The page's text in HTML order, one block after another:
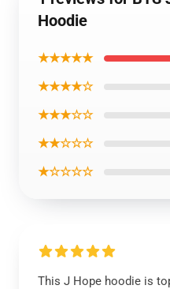
Hoodie
★★★★★
★★★★☆
★★★☆☆
★★☆☆☆
★☆☆☆☆
This J Hope hoodie is